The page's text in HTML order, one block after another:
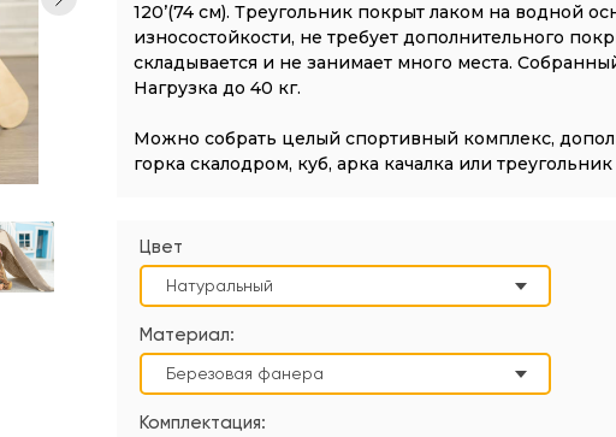
120’(74 см). Треугольник покрыт лаком на водной
износостойкости, не требует дополнительного
складывается и не занимает много места.
Нагрузка до 40 кг.
Можно собрать целый спортивный комплекс,
горка скалодром, куб, арка качалка или
Цвет
Материал:
Комплектация: